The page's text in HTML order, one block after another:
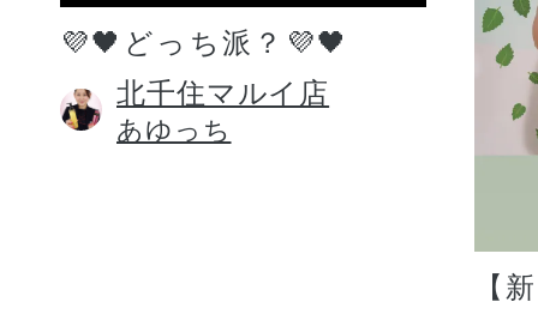
💜🖤どっち派？💜🖤
北千住マルイ店
あゆっち
【